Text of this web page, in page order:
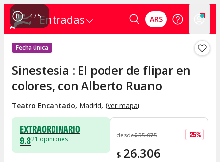
Entradas ARS
4/5
Fecha única
Sinestesia : El poder de flipar en
colores, con Alberto Ruano
Teatro Encantado, Madrid, (ver mapa)
EXTRAORDINARIO
9.821 opiniones desde$35.075 -25%
$ 26.306